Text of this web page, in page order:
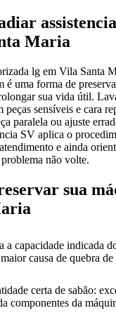
Maria
lg em Vila Santa
é uma forma de
sua vida útil.
peças sensíveis e cara
paralela ou ajuste
SV aplica o
e ainda
não volte.
sua
a capacidade indicada
causa de quebra
certa de sabão:
componentes da